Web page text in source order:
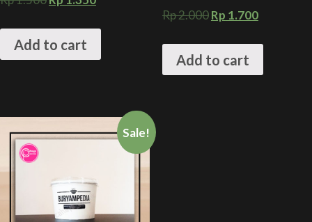
Add to cart
Rp2.000Rp 1.700
Add to cart
Sale!